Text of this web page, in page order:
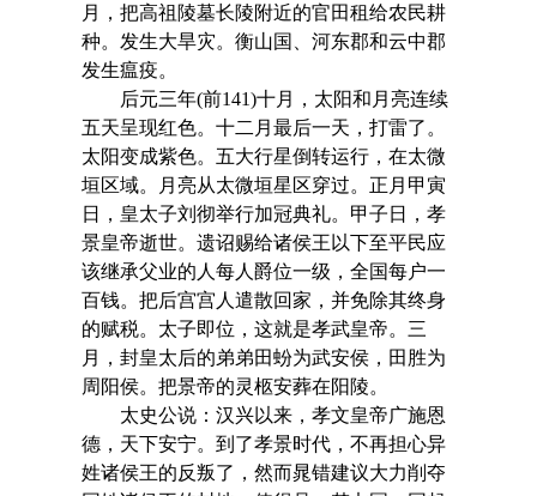
月，把高祖陵墓长陵附近的官田租给农民耕
种。发生大旱灾。衡山国、河东郡和云中郡
发生瘟疫。
后元三年(前141)十月，太阳和月亮连续
五天呈现红色。十二月最后一天，打雷了。
太阳变成紫色。五大行星倒转运行，在太微
垣区域。月亮从太微垣星区穿过。正月甲寅
日，皇太子刘彻举行加冠典礼。甲子日，孝
景皇帝逝世。遗诏赐给诸侯王以下至平民应
该继承父业的人每人爵位一级，全国每户一
百钱。把后宫宫人遣散回家，并免除其终身
的赋税。太子即位，这就是孝武皇帝。三
月，封皇太后的弟弟田蚡为武安侯，田胜为
周阳侯。把景帝的灵柩安葬在阳陵。
太史公说：汉兴以来，孝文皇帝广施恩
德，天下安宁。到了孝景时代，不再担心异
姓诸侯王的反叛了，然而晁错建议大力削夺